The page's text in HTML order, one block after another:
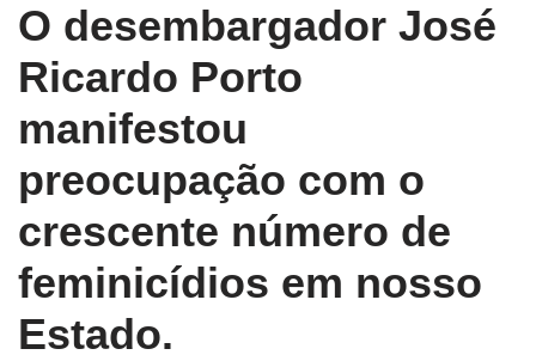
O desembargador José
Ricardo Porto
manifestou
preocupação com o
crescente número de
feminicídios em nosso
Estado.